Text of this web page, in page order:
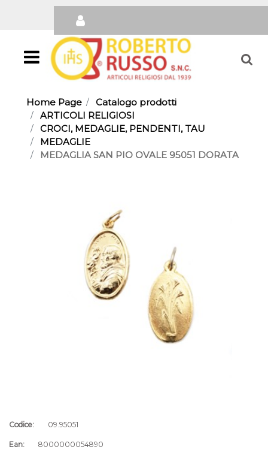
Open
Home Page
Catalogo prodotti
ARTICOLI RELIGIOSI
CROCI, MEDAGLIE, PENDENTI, TAU
MEDAGLIE
MEDAGLIA SAN PIO OVALE 95051 DORATA
Codice: 09.95051
Ean: 8000000054890